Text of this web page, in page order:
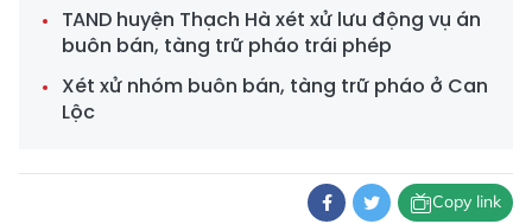
TAND huyện Thạch Hà xét xử lưu động vụ án
buôn bán, tàng trữ pháo trái phép
Xét xử nhóm buôn bán, tàng trữ pháo ở Can
Lộc
Copy link